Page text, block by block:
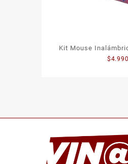
Kit Mouse
Spiderman –$4.990